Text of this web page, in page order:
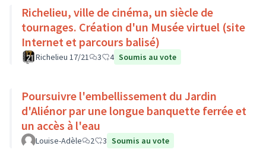
Richelieu, ville de cinéma, un siècle de
tournages. Création d'un Musée virtuel (site
Internet et parcours balisé)
Richelieu 17/21 3 4 Soumis au vote
Poursuivre l'embellissement du Jardin
d'Aliénor par une longue banquette ferrée et
un accès à l'eau
Louise-Adèle 2 3 Soumis au vote